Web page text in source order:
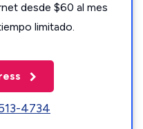
desde $60 al mes
limitado.
4734